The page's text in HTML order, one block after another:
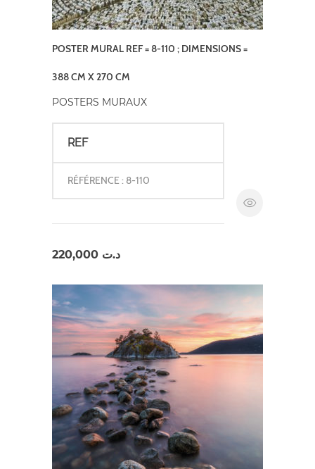
POSTER MURAL REF = 8-110 ; DIMENSIONS =
388 CM X 270 CM
POSTERS MURAUX
REF
RÉFÉRENCE : 8-110
د.ت